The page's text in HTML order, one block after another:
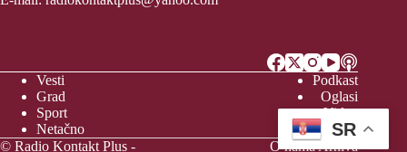
Vesti
Grad
Sport
Netačno
Podkast
Oglasi
Video
Vreme
© Radio Kontakt Plus -
O namaArhiva
SR